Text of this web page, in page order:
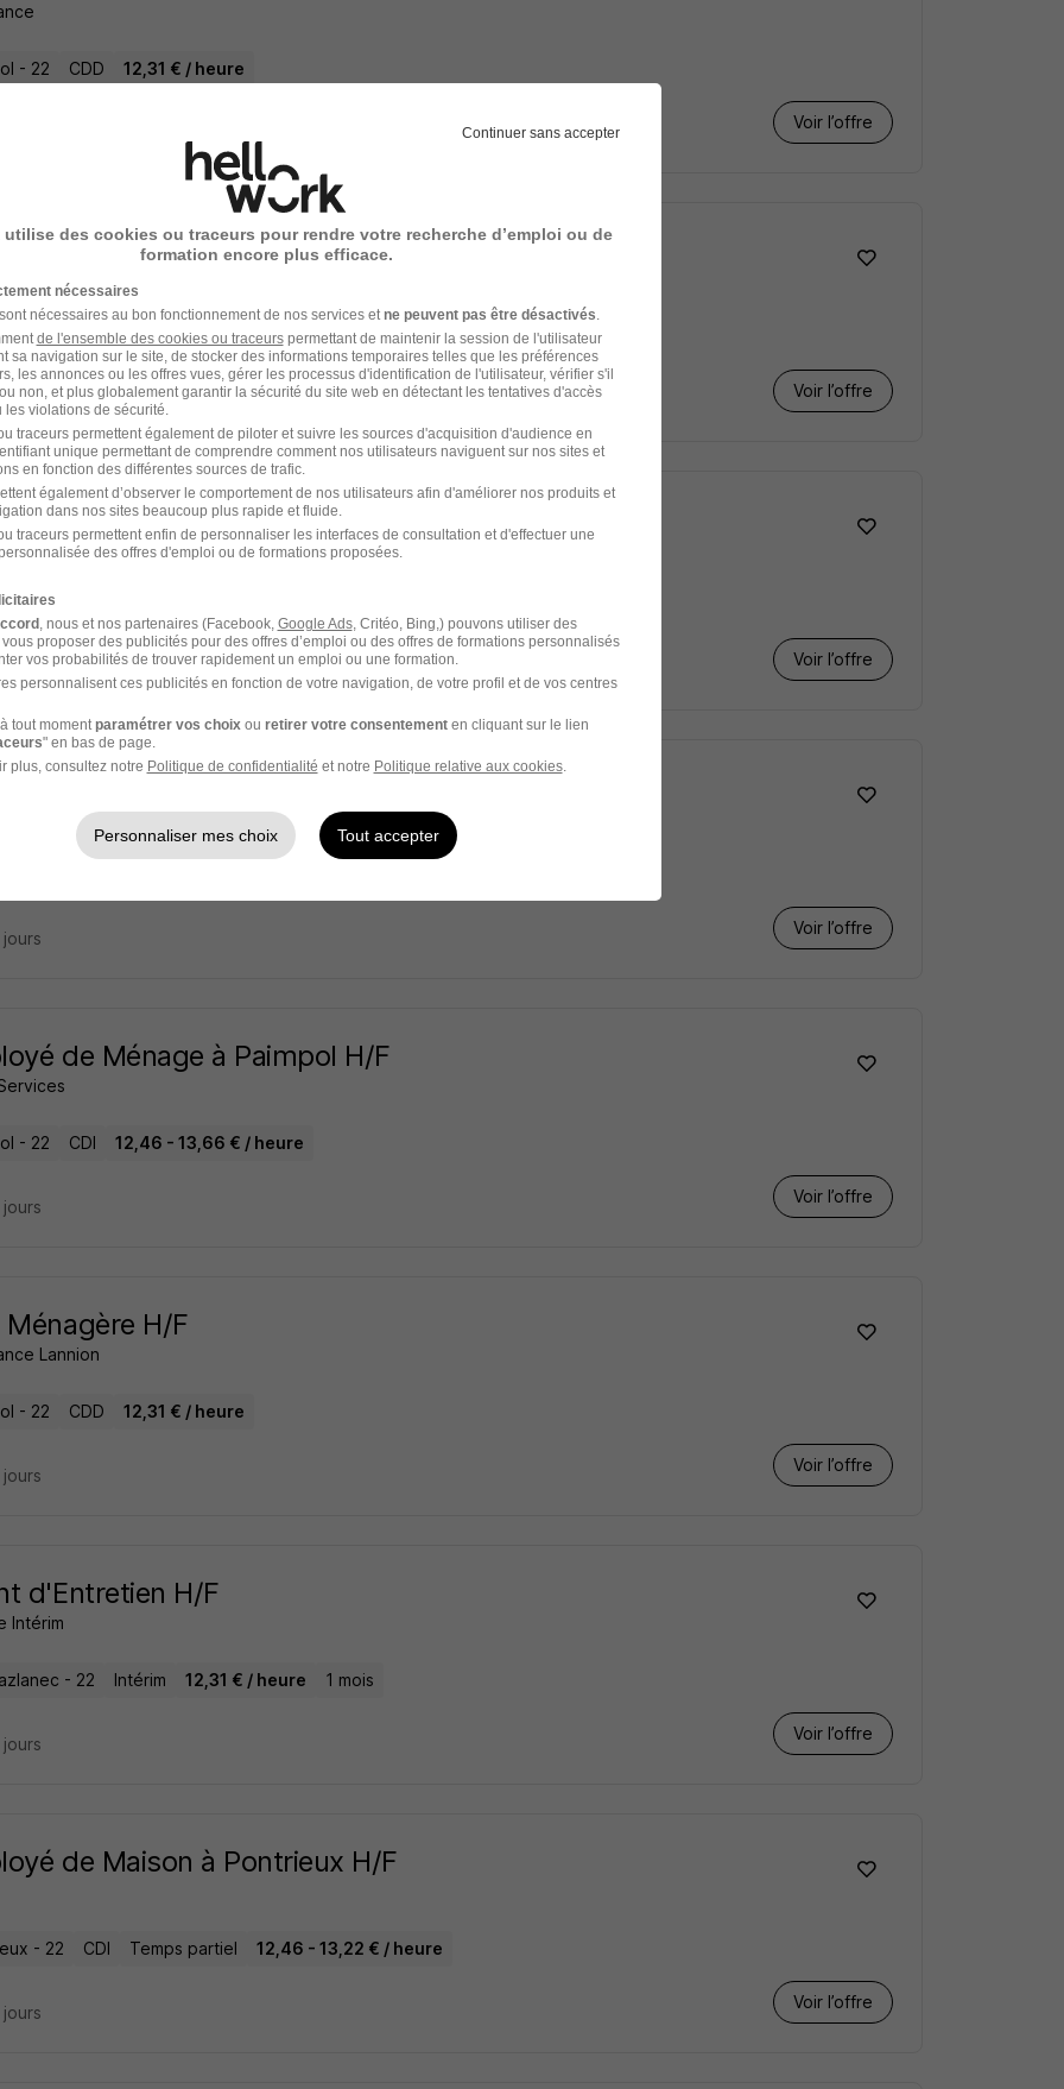
- 22 CDD 12,31 € / heure
Voir l’offre
de Propreté H/F
- 22 CDD Temps partiel 12,38 € / an + 1
Voir l’offre
jours
de Propreté H/F
- 22
Voir l’offre
jours
Voir l’offre
de Ménage à Paimpol H/F
- 22 CDI 12,46 - 13,66 € / heure
Voir l’offre
Ménagère H/F
Lannion
- 22 CDD 12,31 € / heure
Voir l’offre
d'Entretien H/F
Intérim
- 22 Intérim 12,31 € / heure 1 mois
Voir l’offre
de Maison à Pontrieux H/F
- 22 CDI Temps partiel 12,46 - 13,22 € / heure
Voir l’offre
Continuer sans accepter
utilise des cookies ou traceurs pour rendre votre recherche d’emploi ou de
formation encore plus efficace.
nécessaires
nécessaires au bon fonctionnement de nos services et ne peuvent pas être désactivés
de l'ensemble des cookies ou traceurspermettant de maintenir la session de l'utilisateur
sa navigation sur le site, de stocker des informations temporaires telles que les préférences
les annonces ou les offres vues, gérer les processus d'identification de l'utilisateur, vérifier s'il
non, et plus globalement garantir la sécurité du site web en détectant les tentatives d'accès
violations de sécurité.
traceurs permettent également de piloter et suivre les sources d'acquisition d'audience en
unique permettant de comprendre comment nos utilisateurs naviguent sur nos sites et
en fonction des différentes sources de trafic.
également d’observer le comportement de nos utilisateurs afin d'améliorer nos produits et
dans nos sites beaucoup plus rapide et fluide.
traceurs permettent enfin de personnaliser les interfaces de consultation et d'effectuer une
des offres d'emploi ou de formations proposées.
, nous et nos partenaires (Facebook, Google Ads, Critéo, Bing,) pouvons utiliser des
proposer des publicités pour des offres d’emploi ou des offres de formations personnalisés
vos probabilités de trouver rapidement un emploi ou une formation.
personnalisent ces publicités en fonction de votre navigation, de votre profil et de vos centres
tout moment paramétrer vos choix ou retirer votre consentementen cliquant sur le lien
" en bas de page.
plus, consultez notre Politique de confidentialité et notre Politique relative aux cookies.
Personnaliser mes choix Tout accepter